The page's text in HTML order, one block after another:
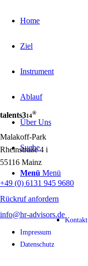
Home
Ziel
Instrument
Ablauf
Über Uns
Suche
Menü Menü
talents314
®
Malakoff-Park
Rheinstraße 4 i
55116 Mainz
+49 (0) 6131 945 9680
Rückruf anfordern
info@hr-advisors.de
Kontakt
Impressum
Datenschutz